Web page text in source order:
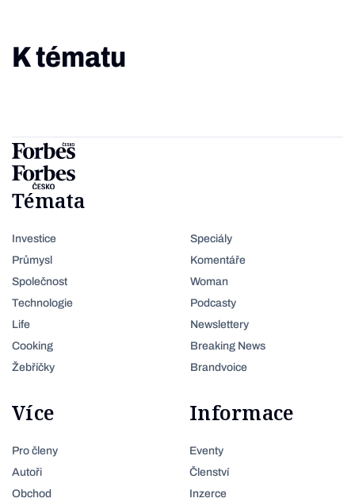
K tématu
Témata
Investice
Průmysl
Společnost
Technologie
Life
Cooking
Žebříčky
Speciály
Komentáře
Woman
Podcasty
Newslettery
Breaking News
Brandvoice
Více
Pro členy
Autoři
Obchod
Informace
Eventy
Členství
Inzerce